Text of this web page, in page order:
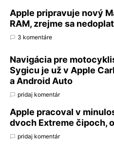
Apple pripravuje nový
RAM, zrejme sa
3 komentáre
Navigácia pre
Sygicu je už v Apple
a Android Auto
pridaj komentár
Apple pracoval v
dvoch Extreme čipoch,
pridaj komentár